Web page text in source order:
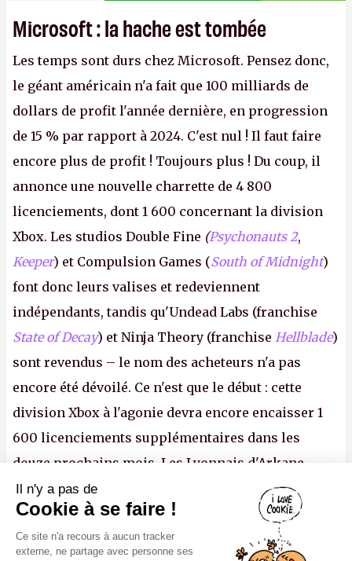
Microsoft : la hache est tombée
Les temps sont durs chez Microsoft. Pensez donc,
le géant américain n'a fait que 100 milliards de
dollars de profit l'année dernière, en progression
de 15 % par rapport à 2024. C'est nul ! Il faut faire
encore plus de profit ! Toujours plus ! Du coup, il
annonce une nouvelle charrette de 4 800
licenciements, dont 1 600 concernant la division
Xbox. Les studios Double Fine (Psychonauts 2,
Keeper) et Compulsion Games (South of Midnight)
font donc leurs valises et redeviennent
indépendants, tandis qu'Undead Labs (franchise
State of Decay) et Ninja Theory (franchise Hellblade)
sont revendus – le nom des acheteurs n'a pas
encore été dévoilé. Ce n'est que le début : cette
division Xbox à l'agonie devra encore encaisser 1
600 licenciements supplémentaires dans les
douze prochains mois. Les Lyonnais d'Arkane
(Dishonored, Deathloop
) pourraient faire partie des
prochaines victimes, puisque Microsoft a confirmé
vouloir se séparer du studio.
Canard PC
Kiosque numérique
Boutique
Il n'y a pas de
Cookie à se faire !
Ce site n'a recours à aucun tracker
externe, ne partage avec personne ses